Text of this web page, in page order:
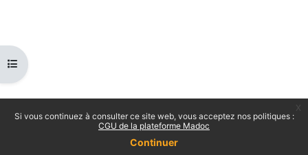
Si vous continuez à consulter ce site web, vous acceptez nos politiques :
CGU de la plateforme Madoc
Continuer
Ouvrir l’index du cours